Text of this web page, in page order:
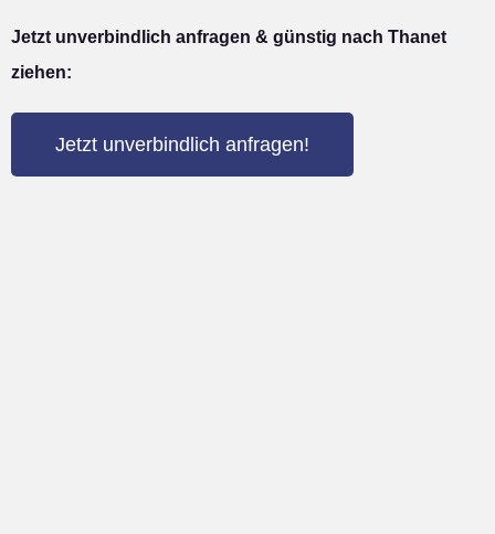
Jetzt unverbindlich anfragen & günstig nach Thanet
ziehen:
Jetzt unverbindlich anfragen!